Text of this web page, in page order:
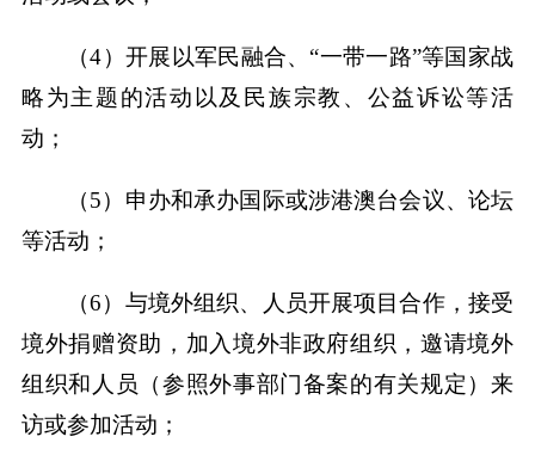
（4）开展以军民融合、“一带一路”等国家战
略为主题的活动以及民族宗教、公益诉讼等活
动；
（5）申办和承办国际或涉港澳台会议、论坛
等活动；
（6）与境外组织、人员开展项目合作，接受
境外捐赠资助，加入境外非政府组织，邀请境外
组织和人员（参照外事部门备案的有关规定）来
访或参加活动；